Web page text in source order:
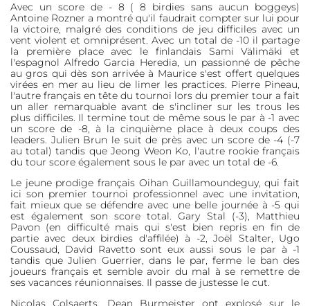
Avec un score de - 8 ( 8 birdies sans aucun boggeys)
Antoine Rozner a montré qu'il faudrait compter sur lui pour
la victoire, malgré des conditions de jeu difficiles avec un
vent violent et omniprésent. Avec un total de -10 il partage
la première place avec le finlandais Sami Välimäki et
l'espagnol Alfredo Garcia Heredia, un passionné de pêche
au gros qui dès son arrivée à Maurice s'est offert quelques
virées en mer au lieu de limer les practices. Pierre Pineau,
l'autre français en tête du tournoi lors du premier tour a fait
un aller remarquable avant de s'incliner sur les trous les
plus difficiles. Il termine tout de même sous le par à -1 avec
un score de -8, à la cinquième place à deux coups des
leaders. Julien Brun le suit de près avec un score de -4 (-7
au total) tandis que Jeong Weon Ko, l'autre rookie français
du tour score également sous le par avec un total de -6.
Le jeune prodige français Oihan Guillamoundeguy, qui fait
ici son premier tournoi professionnel avec une invitation,
fait mieux que se défendre avec une belle journée à -5 qui
est également son score total. Gary Stal (-3), Matthieu
Pavon (en difficulté mais qui s'est bien repris en fin de
partie avec deux birdies d'affilée) à -2, Joël Stalter, Ugo
Coussaud, David Ravetto sont eux aussi sous le par à -1
tandis que Julien Guerrier, dans le par, ferme le ban des
joueurs français et semble avoir du mal à se remettre de
ses vacances réunionnaises. Il passe de justesse le cut.